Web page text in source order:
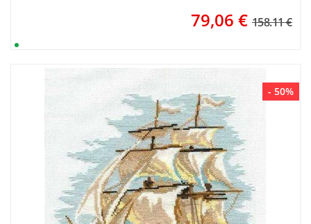
79,06 € 158.11 €
- 50%